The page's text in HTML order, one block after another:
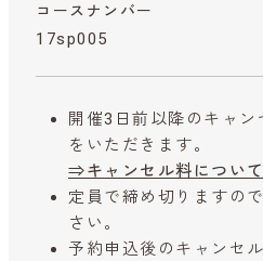
コースナンバー
17sp005
開催3日前以降のキャ
をいただきます。
⇒キャンセル料につい
定員で締め切りますの
さい。
予約申込後のキャンセ